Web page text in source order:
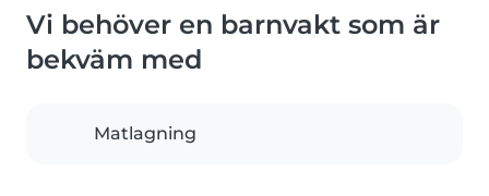
Vi behöver en barnvakt som är
bekväm med
Matlagning